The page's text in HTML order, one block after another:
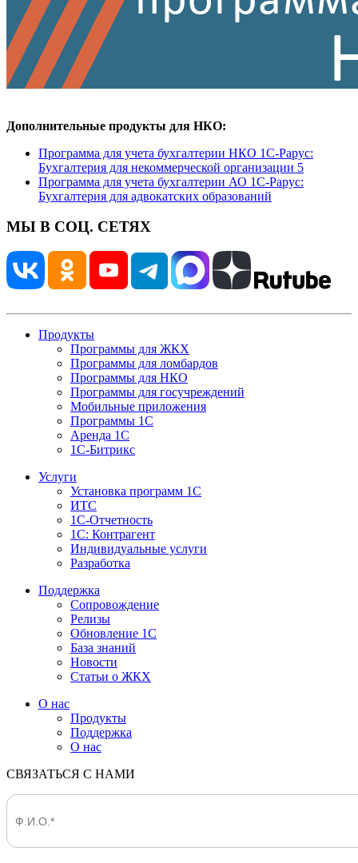
Дополнительные продукты для НКО:
Программа для учета бухгалтерии НКО 1С-Рарус:
Бухгалтерия для некоммерческой организации 5
Программа для учета бухгалтерии АО 1С-Рарус:
Бухгалтерия для адвокатских образований
МЫ В СОЦ. СЕТЯХ
Продукты
Программы для ЖКХ
Программы для ломбардов
Программы для НКО
Программы для госучреждений
Мобильные приложения
Программы 1С
Аренда 1С
1С-Битрикс
Услуги
Установка программ 1С
ИТС
1С-Отчетность
1С: Контрагент
Индивидуальные услуги
Разработка
Поддержка
Сопровождение
Релизы
Обновление 1С
База знаний
Новости
Статьи о ЖКХ
О нас
Продукты
Поддержка
О нас
СВЯЗАТЬСЯ С НАМИ